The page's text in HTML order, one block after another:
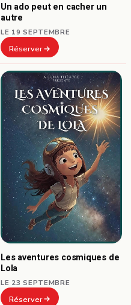
Un ado peut en cacher un
autre
LE 19 SEPTEMBRE
Réserver
Les aventures cosmiques de
Lola
LE 23 SEPTEMBRE
Réserver